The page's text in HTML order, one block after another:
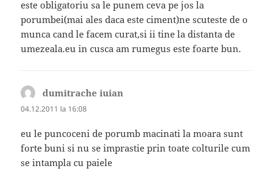
este obligatoriu sa le punem ceva pe jos la
porumbei(mai ales daca este ciment)ne scuteste de o
munca cand le facem curat,si ii tine la distanta de
umezeala.eu in cusca am rumegus este foarte bun.
dumitrache iuian
04.12.2011 la 16:08
eu le puncoceni de porumb macinati la moara sunt
forte buni si nu se imprastie prin toate colturile cum
se intampla cu paiele